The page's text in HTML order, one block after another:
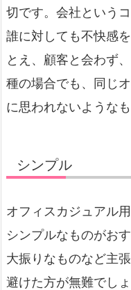
切です。会社という
誰に対しても不快感
とえ、顧客と会わず
種の場合でも、同じ
に思われないような
シンプル
オフィスカジュアル
シンプルなものがお
大振りなものなど主
避けた方が無難でし